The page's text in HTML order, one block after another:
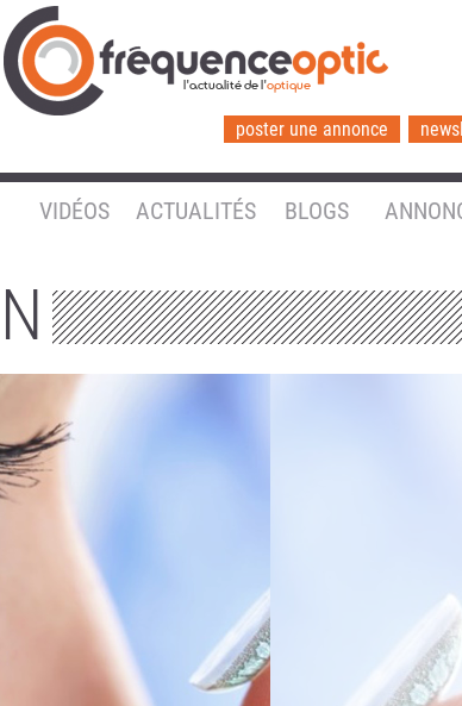
l'actualité de l'optique
poster une annonce
VIDÉOS ACTUALITÉS BLOGS